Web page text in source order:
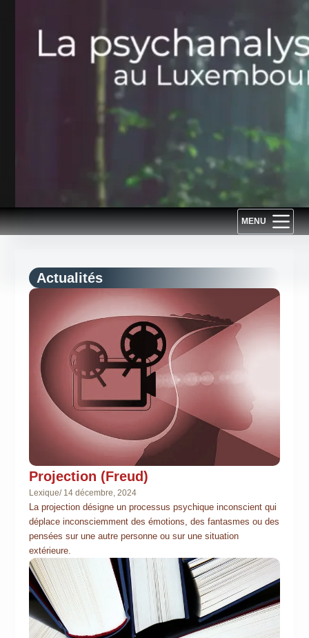
MENU
Actualités
Projection (Freud)
Lexique/ 14 décembre, 2024
La projection désigne un processus psychique inconscient qui
déplace inconsciemment des émotions, des fantasmes ou des
pensées sur une autre personne ou sur une situation
extérieure.